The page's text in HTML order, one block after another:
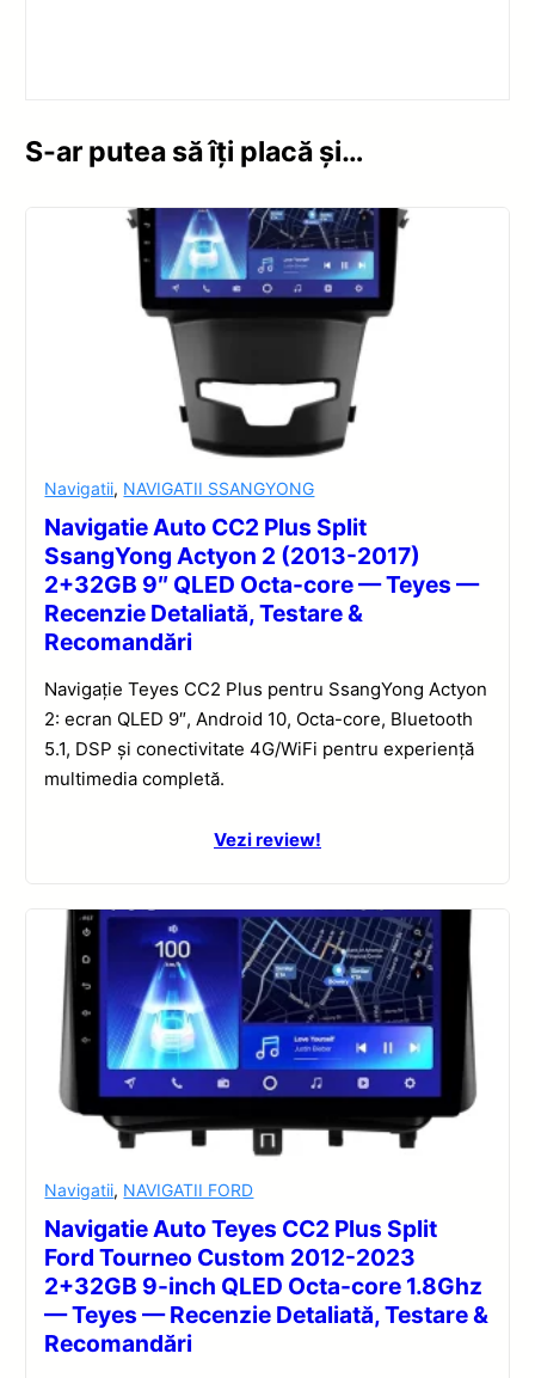
S-ar putea să îți placă și…
Navigatii, NAVIGATII SSANGYONG
Navigatie Auto CC2 Plus Split
SsangYong Actyon 2 (2013-2017)
2+32GB 9″ QLED Octa-core — Teyes —
Recenzie Detaliată, Testare &
Recomandări
Navigație Teyes CC2 Plus pentru SsangYong Actyon
2: ecran QLED 9″, Android 10, Octa-core, Bluetooth
5.1, DSP și conectivitate 4G/WiFi pentru experiență
multimedia completă.
Vezi review!
Navigatii, NAVIGATII FORD
Navigatie Auto Teyes CC2 Plus Split
Ford Tourneo Custom 2012-2023
2+32GB 9-inch QLED Octa-core 1.8Ghz
— Teyes — Recenzie Detaliată, Testare &
Recomandări